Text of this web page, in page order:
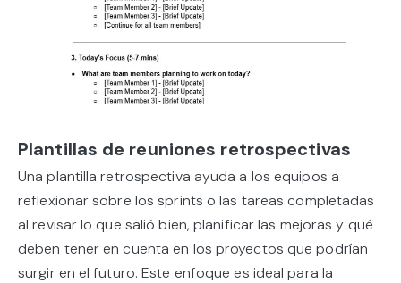
Plantillas de reuniones retrospectivas
Una plantilla retrospectiva ayuda a los equipos a
reflexionar sobre los sprints o las tareas completadas
al revisar lo que salió bien, planificar las mejoras y qué
deben tener en cuenta en los proyectos que podrían
surgir en el futuro. Este enfoque es ideal para la